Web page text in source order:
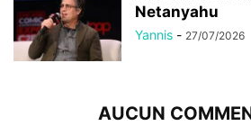
Netanyahu
Yannis - 27/07/2026
AUCUN